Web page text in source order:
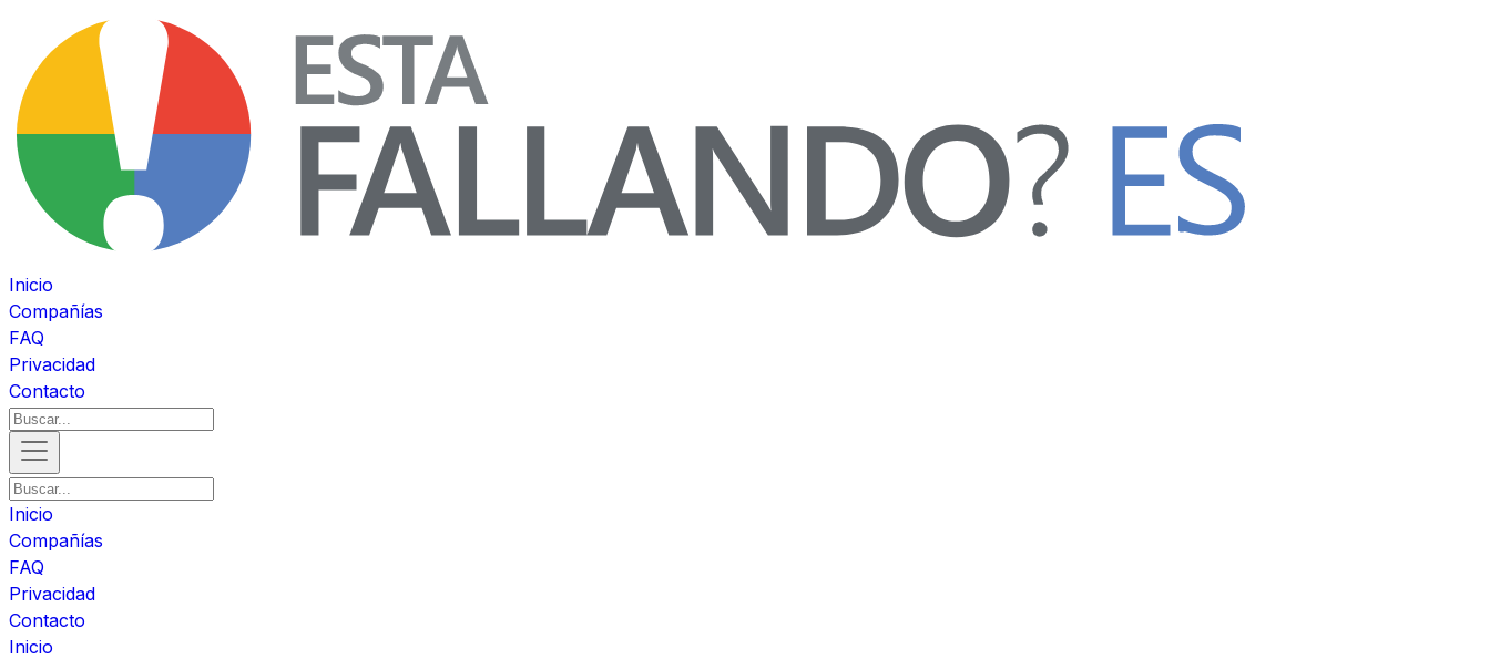
Inicio
Compañías
FAQ
Privacidad
Contacto
Inicio
Compañías
FAQ
Privacidad
Contacto
Inicio